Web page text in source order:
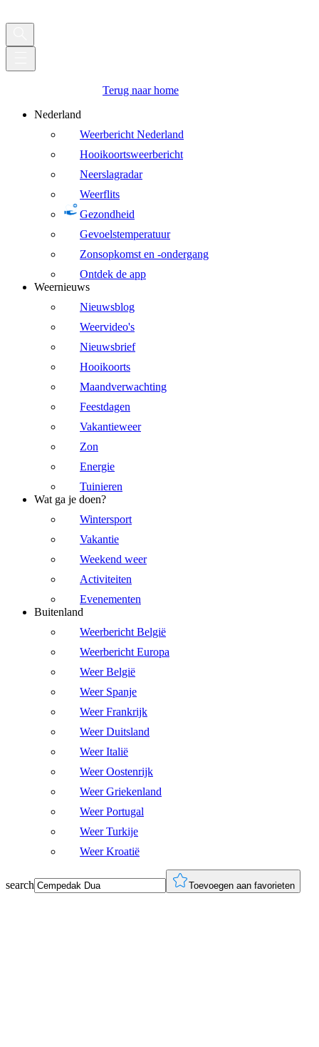
Terug naar home
Nederland
Weerbericht Nederland
Hooikoortsweerbericht
Neerslagradar
Weerflits
Gezondheid
Gevoelstemperatuur
Zonsopkomst en -ondergang
Ontdek de app
Weernieuws
Nieuwsblog
Weervideo's
Nieuwsbrief
Hooikoorts
Maandverwachting
Feestdagen
Vakantieweer
Zon
Energie
Tuinieren
Wat ga je doen?
Wintersport
Vakantie
Weekend weer
Activiteiten
Evenementen
Buitenland
Weerbericht België
Weerbericht Europa
Weer België
Weer Spanje
Weer Frankrijk
Weer Duitsland
Weer Italië
Weer Oostenrijk
Weer Griekenland
Weer Portugal
Weer Turkije
Weer Kroatië
search Toevoegen aan favorieten